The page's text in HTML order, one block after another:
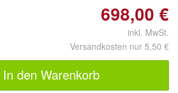
698,00 €
inkl. MwSt.
Versandkosten nur 5,50 €
In den Warenkorb